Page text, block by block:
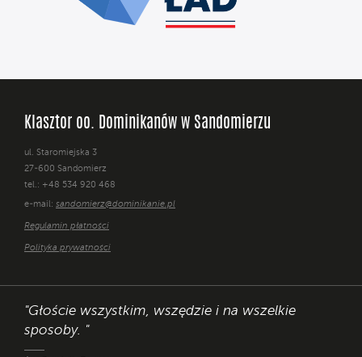
Klasztor oo. Dominikanów w Sandomierzu
ul. Staromiejska 3
27-600 Sandomierz
tel.: +48 534 920 468
e-mail: sandomierz@dominikanie.pl
Regulamin płatności
Polityka prywatności
"Głoście wszystkim, wszędzie i na wszelkie
sposoby. "